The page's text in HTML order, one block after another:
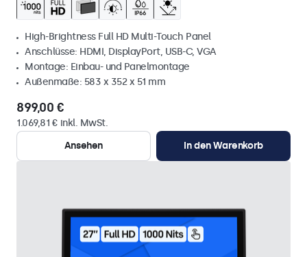
High-Brightness Full HD Multi-Touch Panel
Anschlüsse: HDMI, DisplayPort, USB-C, VGA
Montage: Einbau- und Panelmontage
Außenmaße: 583 x 352 x 51 mm
899,00 €
1.069,81 € inkl. MwSt.
Ansehen
In den Warenkorb